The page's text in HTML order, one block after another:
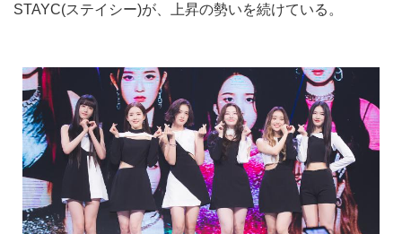
STAYC(ステイシー)が、上昇の勢いを続けている。